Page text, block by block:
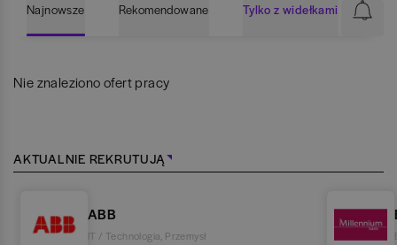
Najnowsze Rekomendowane Tylko z widełkami
Nie znaleziono ofert pracy
AKTUALNIE REKRUTUJĄ
ABB
IT / Technologia Przemysł